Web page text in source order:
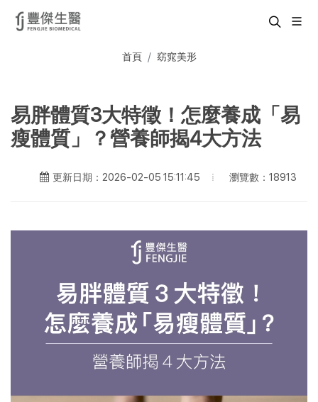
首頁 窈窕美形
易胖體質3大特徵！怎麼養成「易
瘦體質」？營養師揭4大方法
更新日期：2026-02-05 15:11:45 瀏覽數：18913